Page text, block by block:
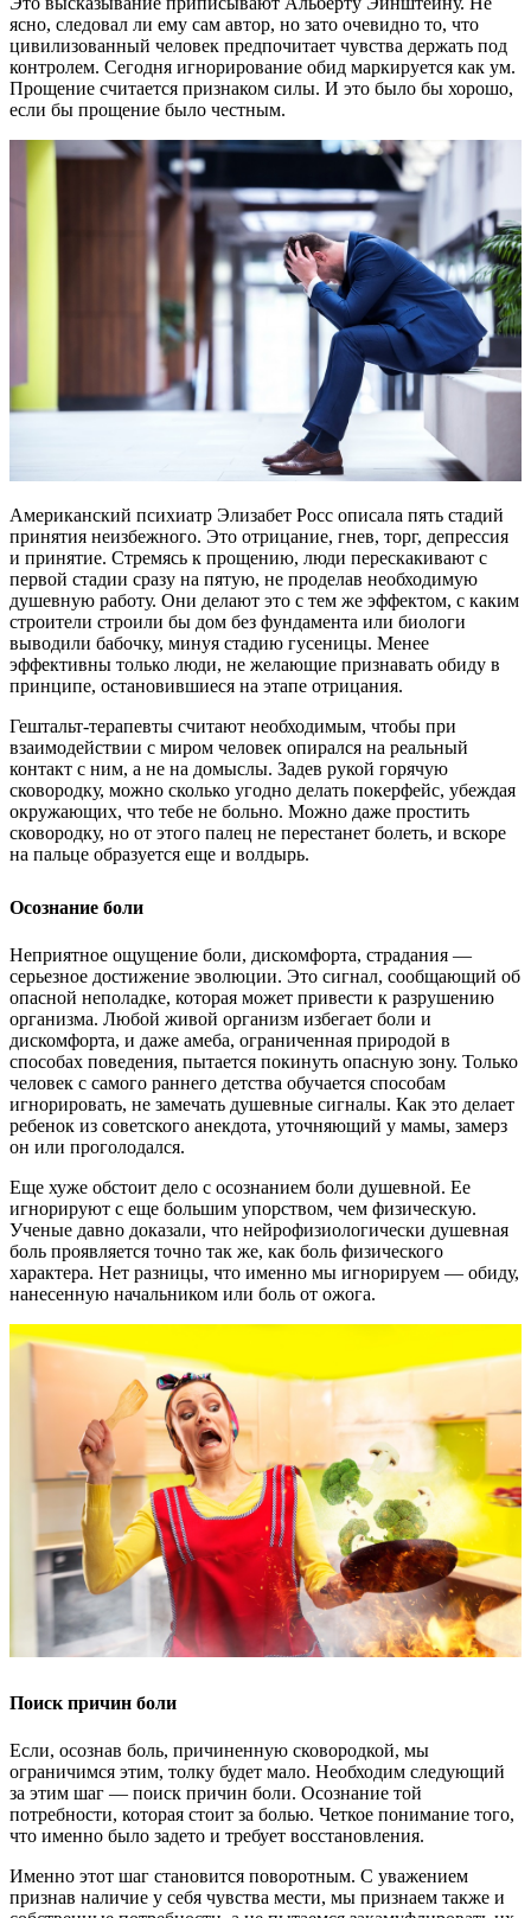
ясно, следовал ли ему сам автор, но зато очевидно то, что
цивилизованный человек предпочитает чувства держать под
контролем. Сегодня игнорирование обид маркируется как ум.
Прощение считается признаком силы. И это было бы хорошо,
если бы прощение было честным.
Американский психиатр Элизабет Росс описала пять стадий
принятия неизбежного. Это отрицание, гнев, торг, депрессия
и принятие. Стремясь к прощению, люди перескакивают с
первой стадии сразу на пятую, не проделав необходимую
душевную работу. Они делают это с тем же эффектом, с каким
строители строили бы дом без фундамента или биологи
выводили бабочку, минуя стадию гусеницы. Менее
эффективны только люди, не желающие признавать обиду в
принципе, остановившиеся на этапе отрицания.
Гештальт-терапевты считают необходимым, чтобы при
взаимодействии с миром человек опирался на реальный
контакт с ним, а не на домыслы. Задев рукой горячую
сковородку, можно сколько угодно делать покерфейс, убеждая
окружающих, что тебе не больно. Можно даже простить
сковородку, но от этого палец не перестанет болеть, и вскоре
на пальце образуется еще и волдырь.
Осознание боли
Неприятное ощущение боли, дискомфорта, страдания —
серьезное достижение эволюции. Это сигнал, сообщающий об
опасной неполадке, которая может привести к разрушению
организма. Любой живой организм избегает боли и
дискомфорта, и даже амеба, ограниченная природой в
способах поведения, пытается покинуть опасную зону. Только
человек с самого раннего детства обучается способам
игнорировать, не замечать душевные сигналы. Как это делает
ребенок из советского анекдота, уточняющий у мамы, замерз
он или проголодался.
Еще хуже обстоит дело с осознанием боли душевной. Ее
игнорируют с еще большим упорством, чем физическую.
Ученые давно доказали, что нейрофизиологически душевная
боль проявляется точно так же, как боль физического
характера. Нет разницы, что именно мы игнорируем — обиду,
нанесенную начальником или боль от ожога.
Поиск причин боли
Если, осознав боль, причиненную сковородкой, мы
ограничимся этим, толку будет мало. Необходим следующий
за этим шаг — поиск причин боли. Осознание той
потребности, которая стоит за болью. Четкое понимание того,
что именно было задето и требует восстановления.
Именно этот шаг становится поворотным. С уважением
признав наличие у себя чувства мести, мы признаем также и